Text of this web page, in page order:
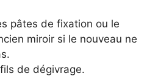
pâtes de fixation ou le
miroir si le nouveau ne
de dégivrage.